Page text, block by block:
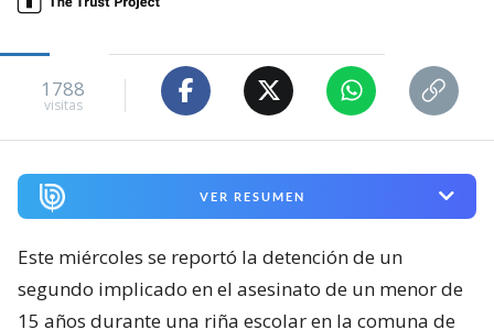
1788
visitas
VER RESUMEN
Este miércoles se reportó la detención de un
segundo implicado en el asesinato de un menor de
15 años durante una riña escolar en la comuna de